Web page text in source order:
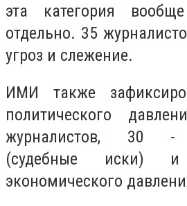
эта категория
отдельно. 35
угроз и слежение.
ИМИ также
политического
журналистов, 30 -
(судебные иски)
экономического